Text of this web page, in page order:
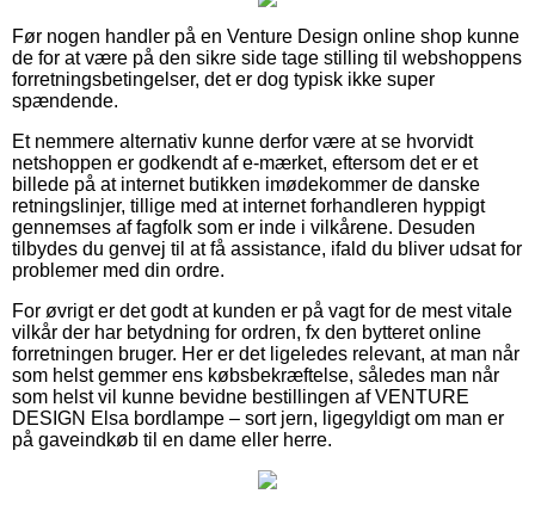
Før nogen handler på en Venture Design online shop kunne
de for at være på den sikre side tage stilling til webshoppens
forretningsbetingelser, det er dog typisk ikke super
spændende.
Et nemmere alternativ kunne derfor være at se hvorvidt
netshoppen er godkendt af e-mærket, eftersom det er et
billede på at internet butikken imødekommer de danske
retningslinjer, tillige med at internet forhandleren hyppigt
gennemses af fagfolk som er inde i vilkårene. Desuden
tilbydes du genvej til at få assistance, ifald du bliver udsat for
problemer med din ordre.
For øvrigt er det godt at kunden er på vagt for de mest vitale
vilkår der har betydning for ordren, fx den bytteret online
forretningen bruger. Her er det ligeledes relevant, at man når
som helst gemmer ens købsbekræftelse, således man når
som helst vil kunne bevidne bestillingen af VENTURE
DESIGN Elsa bordlampe – sort jern, ligegyldigt om man er
på gaveindkøb til en dame eller herre.